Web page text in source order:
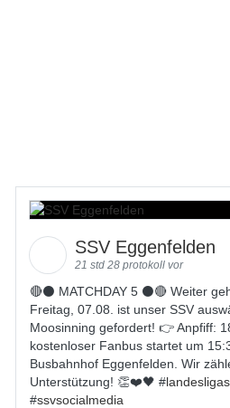
SSV Eggenfelden
21 std 28 protokoll vor
🔴⚫️ MATCHDAY 5 ⚫️🔴 Weiter
Freitag, 07.08. ist unser SSV
Moosinning gefordert! 👉 Anpfiff:
kostenloser Fanbus startet um
Busbahnhof Eggenfelden. Wir
Unterstützung! 👏❤️🖤 #landesligas
#ssvsocialmedia